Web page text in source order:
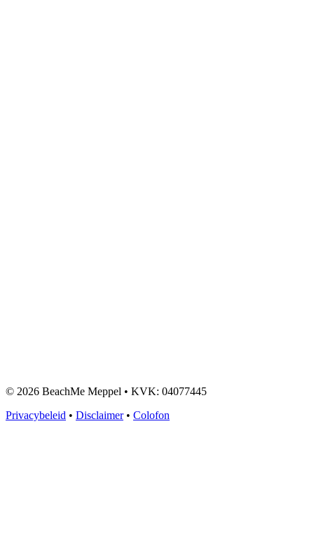
© 2026 BeachMe Meppel • KVK: 04077445
Privacybeleid • Disclaimer• Colofon